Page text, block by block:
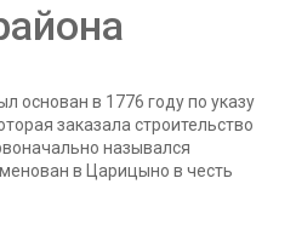
основан в 1776 году по указу
заказала строительство
назывался
в Царицыно в честь